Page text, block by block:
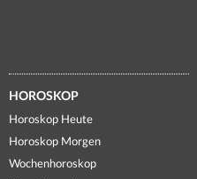
HOROSKOP
Horoskop Heute
Horoskop Morgen
Wochenhoroskop